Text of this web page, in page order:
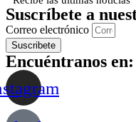
Suscríbete a
Correo electrónico
Suscribete
Encuéntranos en: